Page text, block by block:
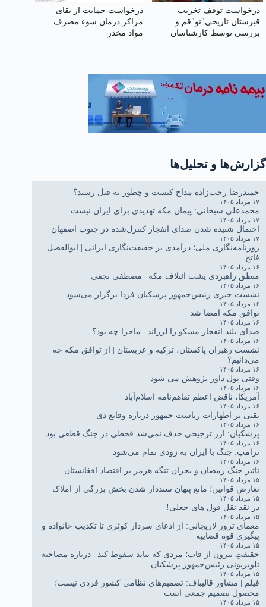
درخواست توقف تخریب
قبرستان تاریخی"نو"قم و
بررسی توسط کارشناسان
درخواست حمایت از بقای
مراکز درمان سوء مصرف
مواد مخدر
گزارش‌ها و تحلیل‌ها
حمیدرضا رجب‌زاده مداح کیست و چطور به قتل رسید؟
۱۷ مرداد ۱۴۰۵
محمدعلی سبحانی: پیمان مکه تهدیدی برای ایران نیست
۱۷ مرداد ۱۴۰۵
احتمال شنیده شدن صدای انفجار کنترل‌شده در جنوب اصفهان
۱۷ مرداد ۱۴۰۵
روزنامه‌نگاری ملی؛ درآمدی بر حقیقت‌نگاری ایرانی | ابوالفضل
فاتح
۱۶ مرداد ۱۴۰۵
منطق راهبردی پشت ائتلاف مکه | مصطفی نجفی
۱۶ مرداد ۱۴۰۵
نشست خبری رئیس‌جمهور پزشکیان فردا برگزار می‌شود
۱۶ مرداد ۱۴۰۵
توافق مکه امضا شد
۱۶ مرداد ۱۴۰۵
صدای بلند انفجار مسکو را لرزاند | ماجرا چه بود؟
۱۶ مرداد ۱۴۰۵
نشست رهبران پاکستان، ترکیه و عربستان | از توافق مکه چه
می‌دانیم؟
۱۶ مرداد ۱۴۰۵
وقتی پول داور پژوهش می شود
۱۶ مرداد ۱۴۰۵
آمریکا، ناقض اعظم تفاهم‌نامه اسلام‌آباد
۱۶ مرداد ۱۴۰۵
نقبی بر اظهارات ریاست جمهور درباره وقایع دی
۱۶ مرداد ۱۴۰۵
پزشکیان: ارز ترجیحی حذف نمی‌شد قحطی در جنگ قطعی بود
۱۶ مرداد ۱۴۰۵
ترامپ: جنگ با ایران به زودی تمام می‌شود
۱۶ مرداد ۱۴۰۵
تاثیر جنگ رمضان و بحران تنگه هرمز بر اقتصاد افغانستان
۱۵ مرداد ۱۴۰۵
تعارض قوانین؛ مانع پنهان سنددار شدن بخش بزرگی از املاک
۱۵ مرداد ۱۴۰۵
در نقد نقل قول های جعلی!
۱۵ مرداد ۱۴۰۵
معمای ترور لاریجانی: از ادعای سردار کوثری تا تکذیب خانواده و
پیگیری قوه قضاییه
۱۵ مرداد ۱۴۰۵
حقیقتِ بیرون از قاب؛ مردی که نباید سقوط کند | درباره مصاحبه
تلویزیونی رئیس‌جمهور پزشکیان
۱۵ مرداد ۱۴۰۵
فیلم | مشاور قالیباف: تصمیم‌های نظامی کشور فردی نیست؛
محصول تصمیم جمعی است
۱۵ مرداد ۱۴۰۵